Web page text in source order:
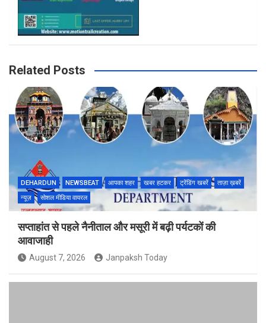
Related Posts
DEHARDUN NEWSBEAT आपका शहर खबर हटकर ट्रेंडिंग खबरें
ताज़ा ख़बरें
न्यूज़
सोशल मीडिया वायरल
सप्ताहांत से पहले नैनीताल और मसूरी में बढ़ी पर्यटकों की
आवाजाही
August 7, 2026 Janpaksh Today